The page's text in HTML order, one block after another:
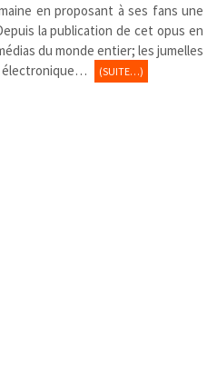
en proposant à ses fans une
la publication de cet opus en
du monde entier; les jumelles
électronique…
(SUITE…)